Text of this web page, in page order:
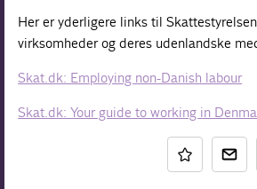
Her er yderligere links til
virksomheder og deres udenlandske
Skat.dk: Employing non-Danish labour
Skat.dk: Your guide to working in